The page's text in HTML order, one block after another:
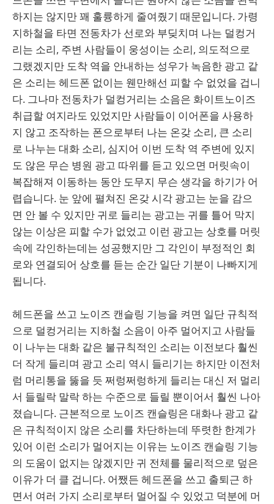
하지는 않지만 꽤 훌륭하게 줄여줬기 때문입니다. 가령
지하철을 타면 전동차가 선로와 부딪치며 나는 덜컹거
리는 소리, 주변 사람들이 웅성이는 소리, 의도적으로
그랬겠지만 도착 역을 안내하는 성우가 녹음한 광고 같
은 소리는 헤드폰 없이는 웬만해선 피할 수 없었을 겁니
다. 그나마 전동차가 덜컹거리는 소음은 화이트노이즈
취급할 여지라도 있었지만 사람들이 이어폰을 사용하
지 않고 조작하는 폰으로부터 나는 온갖 소리, 큰 소리
로 나누는 대화 소리, 심지어 이번 도착 역 주변에 있지
도 않은 무슨 병원 광고 따위를 듣고 있으면 머릿속이
복잡해져 이동하는 동안 도무지 무슨 생각을 하기가 어
렵습니다. 눈 앞에 펼쳐진 온갖 시각 광고는 눈을 감으
면 안 볼 수 있지만 귀로 들리는 광고는 귀를 틀어 막지
않는 이상은 피할 수가 없었고 이런 광고는 상호를 머릿
속에 각인하는데는 성공했지만 그 각인이 부정적인 회
로와 연결되어 상호를 듣는 순간 일단 기분이 나빠지게
됩니다.
헤드폰을 쓰고 노이즈 캔슬링 기능을 켜면 일단 규칙적
으로 덜컹거리는 지하철 소음이 아주 멀어지고 사람들
이 나누는 대화 같은 불규칙적인 소리는 이전보다 훨씬
더 작게 들리며 광고 소리 역시 들리기는 하지만 이전처
럼 머리통을 뚫을 듯 쩌렁쩌렁하게 들리는 대신 저 멀리
서 들릴락 말락 하는 수준으로 들릴 뿐이어서 훨씬 나아
졌습니다. 근본적으로 노이즈 캔슬링은 대화나 광고 같
은 규칙적이지 않은 소리를 차단하는데 뚜렷한 한계가
있어 이런 소리가 멀어지는 이유는 노이즈 캔슬링 기능
의 도움이 없지는 않겠지만 귀 전체를 물리적으로 덮은
이유가 더 클 겁니다. 어쨌든 헤드폰을 쓰고 출퇴근 하
면서 여러 가지 소리로부터 멀어질 수 있었고 덕분에 머